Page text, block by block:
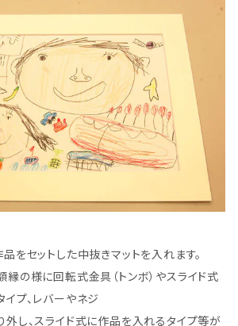
をセットした中抜きマットを入れます。
の様に回転式金具（トンボ）やスライド式
プ、レバーやネジ
し、スライド式に作品を入れるタイプ等が